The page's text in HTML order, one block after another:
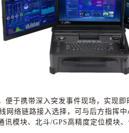
于携带深入突发事件现场，实现
网络链路接入选择，可与后方指挥
模块、北斗/GPS高精度定位模块